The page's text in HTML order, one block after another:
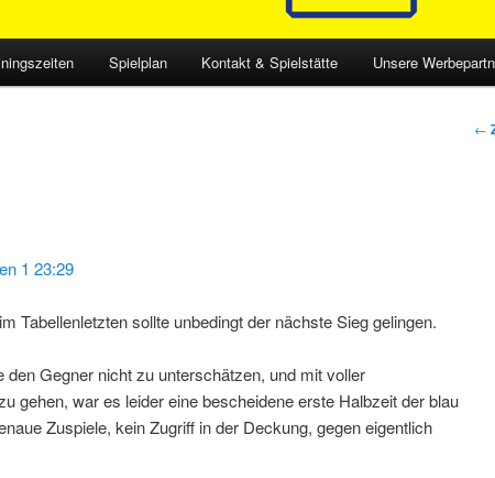
Spielplan Kontakt & Spielstätte Unsere
←
1 23:29
Tabellenletzten sollte unbedingt der nächste Sieg gelingen.
den Gegner nicht zu unterschätzen, und mit voller
gehen, war es leider eine bescheidene erste Halbzeit der blau
Zuspiele, kein Zugriff in der Deckung, gegen eigentlich